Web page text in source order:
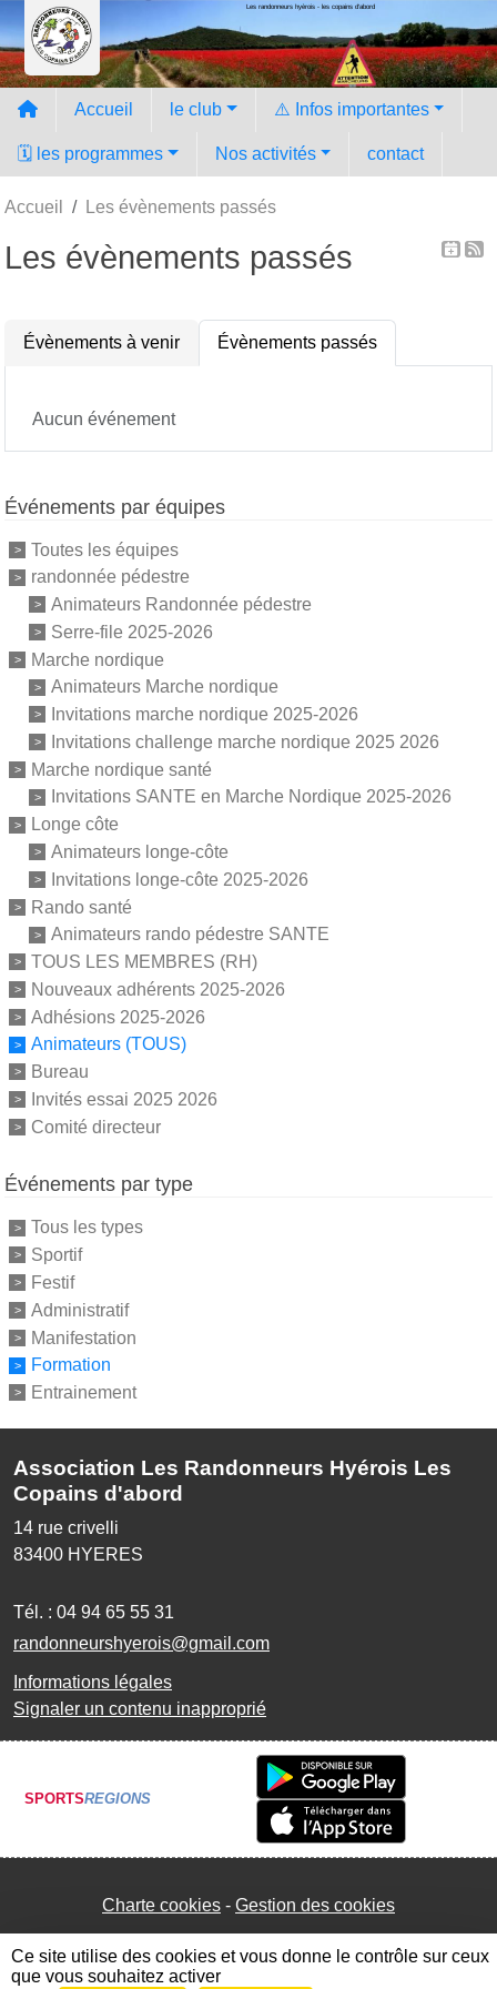
Les randonneurs hyèrois - les copains d'abord
Accueil le club ⚠️ Infos importantes
🗓️ les programmes Nos activités contact
Accueil Les évènements passés
Les évènements passés
Évènements à venir Évènements passés
Aucun événement
Événements par équipes
Toutes les équipes
randonnée pédestre
Animateurs Randonnée pédestre
Serre-file 2025-2026
Marche nordique
Animateurs Marche nordique
Invitations marche nordique 2025-2026
Invitations challenge marche nordique 2025 2026
Marche nordique santé
Invitations SANTE en Marche Nordique 2025-2026
Longe côte
Animateurs longe-côte
Invitations longe-côte 2025-2026
Rando santé
Animateurs rando pédestre SANTE
TOUS LES MEMBRES (RH)
Nouveaux adhérents 2025-2026
Adhésions 2025-2026
Animateurs (TOUS)
Bureau
Invités essai 2025 2026
Comité directeur
Événements par type
Tous les types
Sportif
Festif
Administratif
Manifestation
Formation
Entrainement
Association Les Randonneurs Hyérois Les
Copains d'abord
14 rue crivelli
83400 HYERES
Tél. : 04 94 65 55 31
randonneurshyerois@gmail.com
Informations légales
Signaler un contenu inapproprié
SPORTSREGIONS
Charte cookies Gestion des cookies
Panneau de gestion des cookies
Ce site utilise des cookies et vous donne le contrôle sur ceux
que vous souhaitez activer